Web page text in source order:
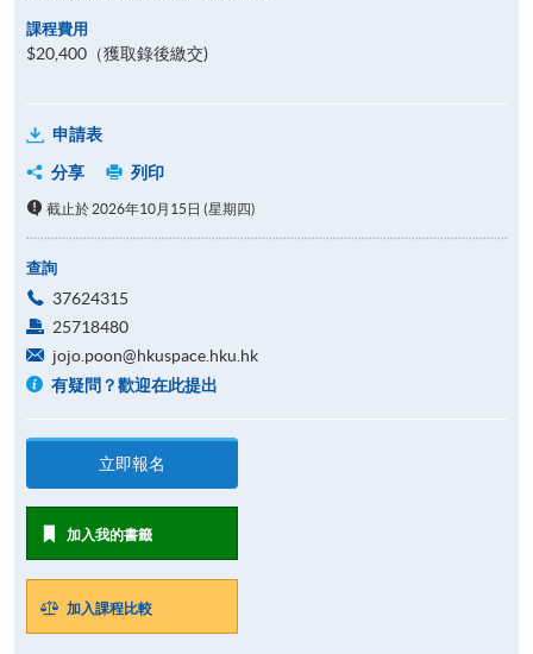
課程費用
$20,400（獲取錄後繳交)
申請表
分享
列印
截止於 2026年10月15日 (星期四)
查詢
37624315
25718480
jojo.poon@hkuspace.hku.hk
有疑問？歡迎在此提出
立即報名
加入我的書籤
加入課程比較